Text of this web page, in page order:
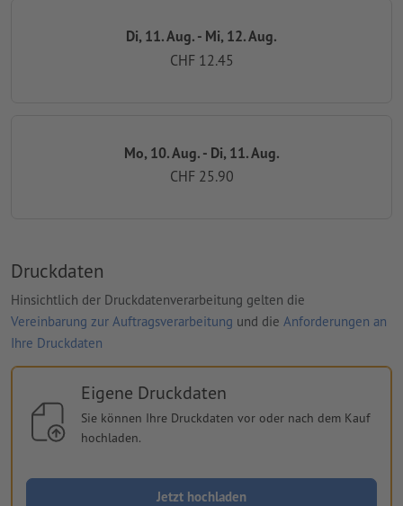
Di, 11. Aug. - Mi, 12. Aug.
CHF 12.45
Mo, 10. Aug. - Di, 11. Aug.
CHF 25.90
Druckdaten
Hinsichtlich der Druckdatenverarbeitung gelten die
Vereinbarung zur Auftragsverarbeitung und die Anforderungen an
Ihre Druckdaten
Eigene Druckdaten
Sie können Ihre Druckdaten vor oder nach dem Kauf
hochladen.
Jetzt hochladen